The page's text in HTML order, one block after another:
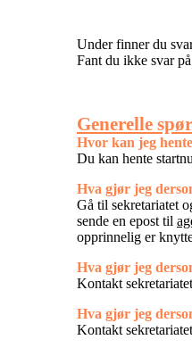
Under finner du
Fant du ikke svar
Generelle
Hvor kan jeg
Du kan hente
Hva gjør jeg
Gå til sekretariatet
sende en epost til
opprinnelig er
Hva gjør jeg
Kontakt
Hva gjør jeg
Kontakt